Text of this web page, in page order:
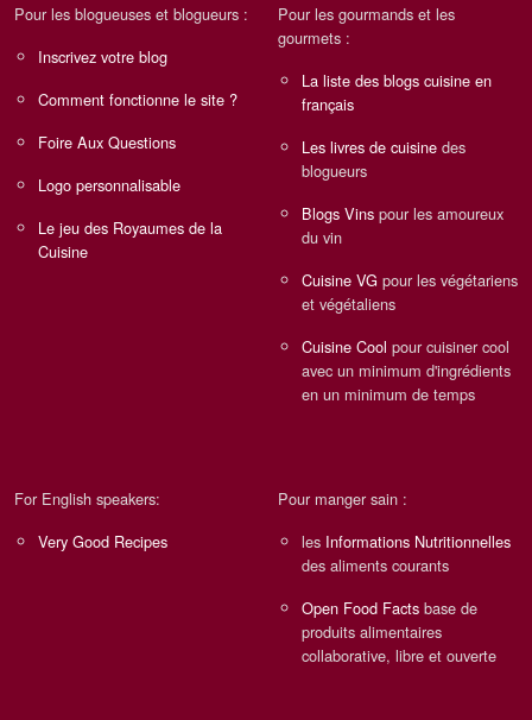
Pour les blogueuses et blogueurs :
Inscrivez votre blog
Comment fonctionne le site ?
Foire Aux Questions
Logo personnalisable
Le jeu des Royaumes de la
Cuisine
Pour les gourmands et les
gourmets :
La liste des blogs cuisine en
français
Les livres de cuisine des
blogueurs
Blogs Vins pour les amoureux
du vin
Cuisine VG pour les végétariens
et végétaliens
Cuisine Cool pour cuisiner cool
avec un minimum d'ingrédients
en un minimum de temps
For English speakers:
Very Good Recipes
Pour manger sain :
les Informations Nutritionnelles
des aliments courants
Open Food Facts base de
produits alimentaires
collaborative, libre et ouverte